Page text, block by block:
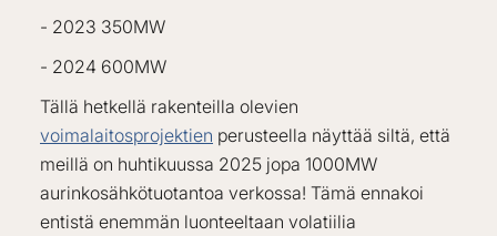
- 2023 350MW
- 2024 600MW
Tällä hetkellä rakenteilla olevien
voimalaitosprojektien perusteella näyttää siltä, että
meillä on huhtikuussa 2025 jopa 1000MW
aurinkosähkötuotantoa verkossa! Tämä ennakoi
entistä enemmän luonteeltaan volatiilia